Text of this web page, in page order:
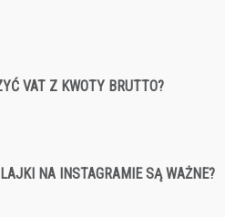
VAT Z KWOTY BRUTTO?
NA INSTAGRAMIE SĄ WAŻNE?